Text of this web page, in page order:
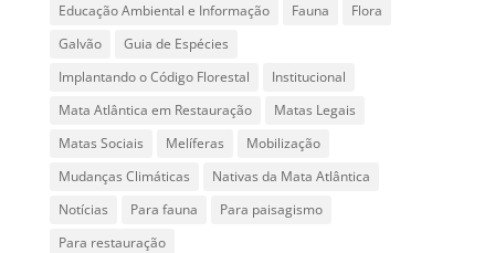
Educação Ambiental e Informação
Fauna
Flora
Galvão
Guia de Espécies
Implantando o Código Florestal
Institucional
Mata Atlântica em Restauração
Matas Legais
Matas Sociais
Melíferas
Mobilização
Mudanças Climáticas
Nativas da Mata Atlântica
Notícias
Para fauna
Para paisagismo
Para restauração